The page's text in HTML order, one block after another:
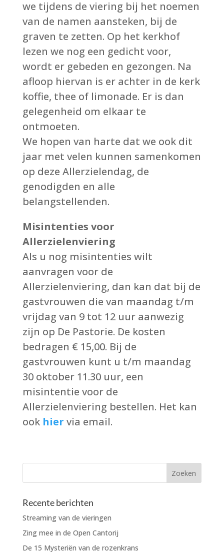
we tijdens de viering bij het noemen
van de namen aansteken, bij de
graven te zetten. Op het kerkhof
lezen we nog een gedicht voor,
wordt er gebeden en gezongen. Na
afloop hiervan is er achter in de kerk
koffie, thee of limonade. Er is dan
gelegenheid om elkaar te
ontmoeten.
We hopen van harte dat we ook dit
jaar met velen kunnen samenkomen
op deze Allerzielendag, de
genodigden en alle
belangstellenden.
Misintenties voor
Allerzielenviering
Als u nog misintenties wilt
aanvragen voor de
Allerzielenviering, dan kan dat bij de
gastvrouwen die van maandag t/m
vrijdag van 9 tot 12 uur aanwezig
zijn op De Pastorie. De kosten
bedragen € 15,00. Bij de
gastvrouwen kunt u t/m maandag
30 oktober 11.30 uur, een
misintentie voor de
Allerzielenviering bestellen. Het kan
ook hier via email.
Recente berichten
Streaming van de vieringen
Zing mee in de Open Cantorij
De 15 Mysteriën van de rozenkrans